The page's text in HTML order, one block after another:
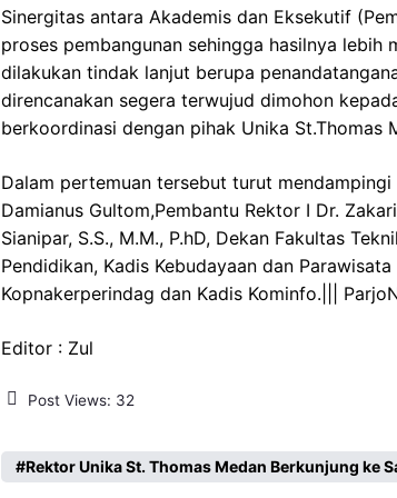
Sinergitas antara Akademis dan Eksekutif
proses pembangunan sehingga hasilnya lebih
dilakukan tindak lanjut berupa
direncanakan segera terwujud dimohon
berkoordinasi dengan pihak Unika St.Thomas
Dalam pertemuan tersebut turut
Damianus Gultom,Pembantu Rektor I Dr.
Sianipar, S.S., M.M., P.hD, Dekan Fakultas
Pendidikan, Kadis Kebudayaan dan
Kopnakerperindag dan Kadis Kominfo.|||
Editor : Zul
Post Views: 32
Rektor Unika St. Thomas Medan Berkunjung ke